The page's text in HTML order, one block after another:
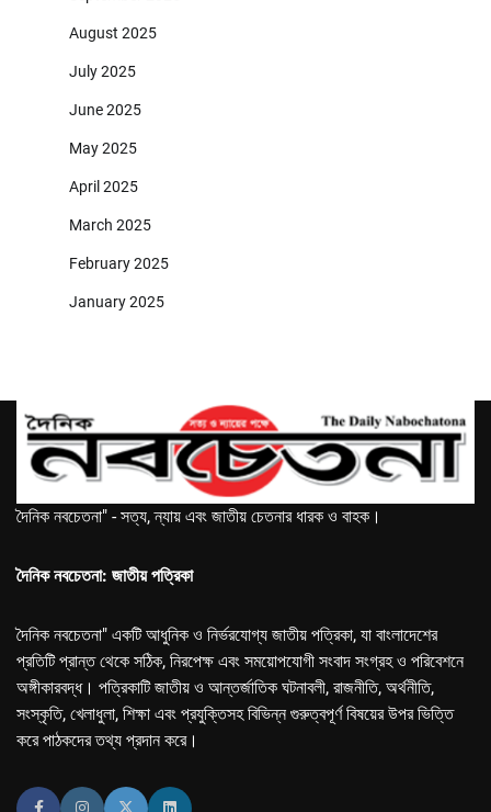
August 2025
July 2025
June 2025
May 2025
April 2025
March 2025
February 2025
January 2025
দৈনিক নবচেতনা" - সত্য, ন্যায় এবং জাতীয় চেতনার ধারক ও বাহক।
দৈনিক নবচেতনা: জাতীয় পত্রিকা
দৈনিক নবচেতনা" একটি আধুনিক ও নির্ভরযোগ্য জাতীয় পত্রিকা, যা বাংলাদেশের
প্রতিটি প্রান্ত থেকে সঠিক, নিরপেক্ষ এবং সময়োপযোগী সংবাদ সংগ্রহ ও পরিবেশনে
অঙ্গীকারবদ্ধ। পত্রিকাটি জাতীয় ও আন্তর্জাতিক ঘটনাবলী, রাজনীতি, অর্থনীতি,
সংস্কৃতি, খেলাধুলা, শিক্ষা এবং প্রযুক্তিসহ বিভিন্ন গুরুত্বপূর্ণ বিষয়ের উপর ভিত্তি
করে পাঠকদের তথ্য প্রদান করে।